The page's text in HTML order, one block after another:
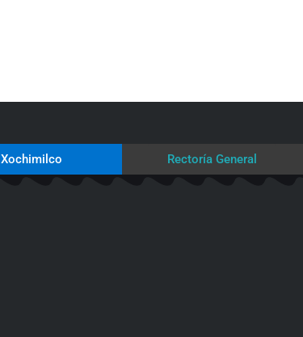
Xochimilco Rectoría General